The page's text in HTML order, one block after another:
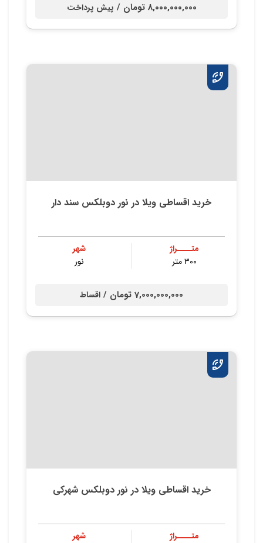
8,000,000,000 تومان / پیش پرداخت
خرید اقساطی ویلا در نور دوبلکس سند دار
متــــراژ
۳۰۰ متر
شهر
نور
7,000,000,000 تومان / اقساط
خرید اقساطی ویلا در نور دوبلکس شهرکی
متــــراژ
شهر